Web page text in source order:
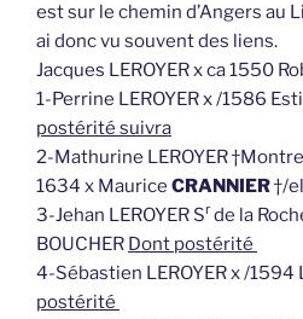
est sur le chemin d’Angers au
ai donc vu souvent des liens.
Jacques LEROYER x ca 1550
1-Perrine LEROYER x /1586
postérité suivra
2-Mathurine LEROYER
1634 x Maurice CRANNIER†/
3-Jehan LEROYER Sr de la
BOUCHER Dont postérité
4-Sébastien LEROYER x /1594
postérité